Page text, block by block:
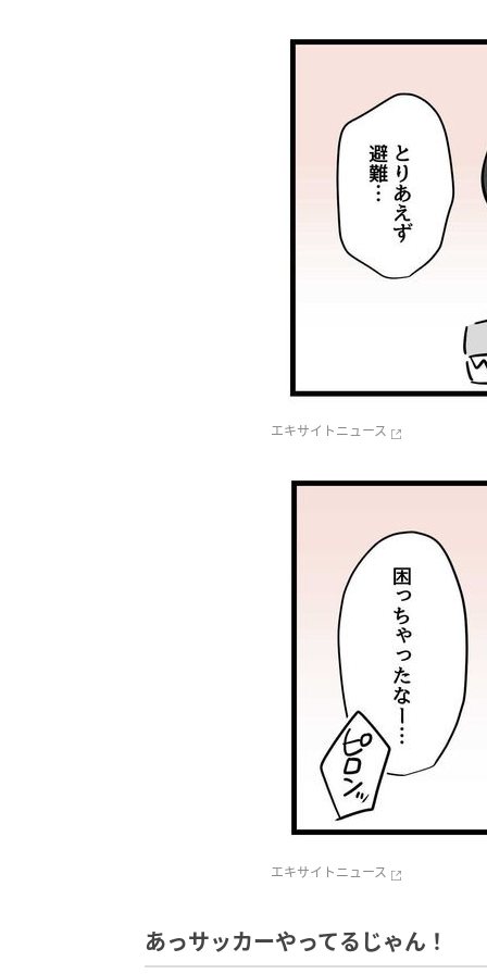
エキサイトニュース
エキサイトニュース
あっサッカーやってるじゃん！